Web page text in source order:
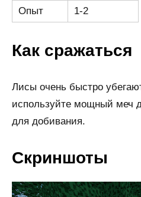
Опыт 1-2
Как сражаться
Лисы очень быстро
используйте мощный меч
для добивания.
Скриншоты